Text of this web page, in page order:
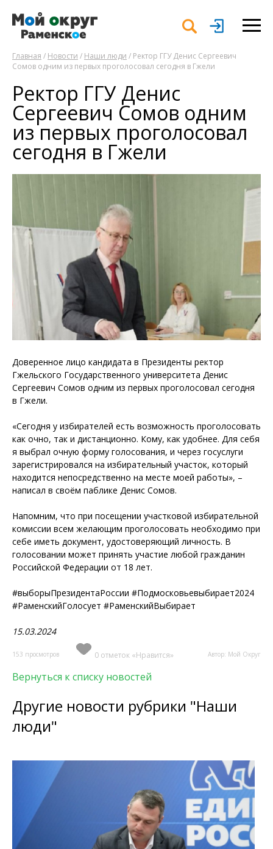
Главная / Новости / Наши люди / Ректор ГГУ Денис Сергеевич
Сомов одним из первых проголосовал сегодня в Гжели
Ректор ГГУ Денис
Сергеевич Сомов одним
из первых проголосовал
сегодня в Гжели
Доверенное лицо кандидата в Президенты ректор
Гжельского Государственного университета Денис
Сергеевич Сомов одним из первых проголосовал сегодня
в Гжели.
«Сегодня у избирателей есть возможность проголосовать
как очно, так и дистанционно. Кому, как удобнее. Для себя
я выбрал очную форму голосования, и через госуслуги
зарегистрировался на избирательный участок, который
находится непосредственно на месте моей работы», –
написал в своём паблике Денис Сомов.
Напомним, что при посещении участковой избирательной
комиссии всем желающим проголосовать необходимо при
себе иметь документ, удостоверяющий личность. В
голосовании может принять участие любой гражданин
Российской Федерации от 18 лет.
#выборыПрезидентаРоссии #Подмосковьевыбирает2024
#РаменскийГолосует #РаменскийВыбирает
15.03.2024
153 просмотров 0 отметок «Нравится» Автор: Мой Округ
Вернуться к списку новостей
Другие новости рубрики "Наши
люди"